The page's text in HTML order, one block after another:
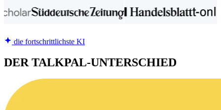
die fortschrittlichste KI
DER TALKPAL-UNTERSCHIED